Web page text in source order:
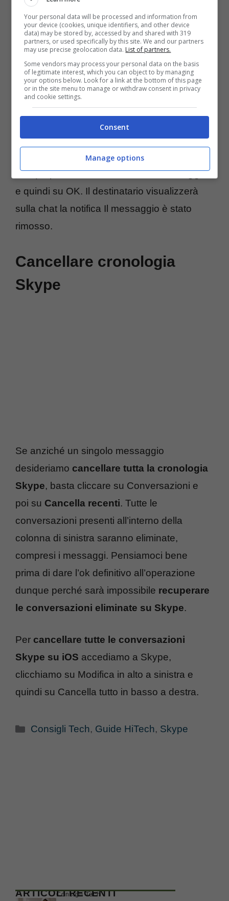
inviati su Skype
Se per errore abbiamo inviato un messaggio
su Skype, possiamo revocarlo. Su Skype
versione pc basta andare all’interno della
conversazione, cliccare col tasto destro del
eliminare (e che quindi non sarà letto dal
destinatario, nel caso in cui non l’avesse già
visto) e poi cliccare suRimuovi messaggio
e quindi su OK. Il destinatario visualizzerà
sulla chat la notifica Il messaggio è stato
rimosso.
Cancellare cronologia
Skype
Se anziché un singolo messaggio
desideriamo cancellare tutta la cronologia
Skype, basta cliccare su Conversazioni e
poi su Cancella recenti. Tutte le
conversazioni presenti all’interno della
colonna di sinistra saranno eliminate,
compresi i messaggi. Pensiamoci bene
prima di dare l’ok definitivo all’operazione
dunque perché sarà impossibile recuperare
le conversazioni eliminate su Skype.
Per cancellare tutte le conversazioni
Skype su iOS accediamo a Skype,
clicchiamo su Modifica in alto a sinistra e
quindi su Cancella tutto in basso a destra.
Categorie
Consigli Tech, Guide HiTech, Skype
ARTICOLI RECENTI
Consigli Tech
Your personal data will be processed and information from
your device (cookies, unique identifiers, and other device
data) may be stored by, accessed by and shared with 319
partners, or used specifically by this site. We and our partners
may use precise geolocation data. List of partners.
Some vendors may process your personal data on the basis
of legitimate interest, which you can object to by managing
your options below. Look for a link at the bottom of this page
or in the site menu to manage or withdraw consent in privacy
and cookie settings.
Consent
Manage options